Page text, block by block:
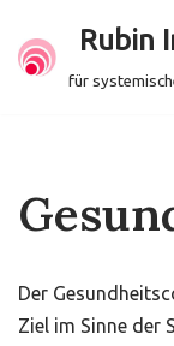
Zum
Rubin
für
Der
Ziel im Sinne der